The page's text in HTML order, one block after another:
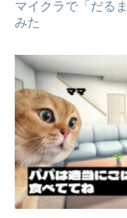
マイクラで「だる
みた